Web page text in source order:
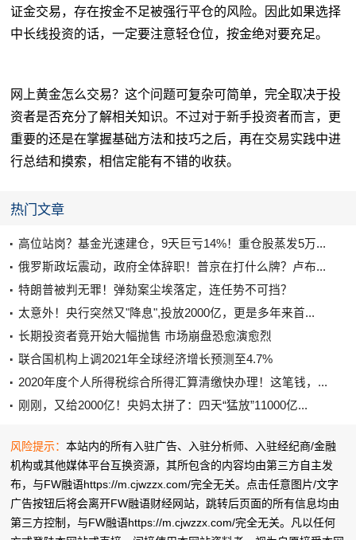
证金交易，存在按金不足被强行平仓的风险。因此如果选择
中长线投资的话，一定要注意轻仓位，按金绝对要充足。
网上黄金怎么交易？这个问题可复杂可简单，完全取决于投
资者是否充分了解相关知识。不过对于新手投资者而言，更
重要的还是在掌握基础方法和技巧之后，再在交易实践中进
行总结和摸索，相信定能有不错的收获。
热门文章
高位站岗？基金光速建仓，9天巨亏14%！重仓股蒸发5万...
俄罗斯政坛震动，政府全体辞职！普京在打什么牌？卢布...
特朗普被判无罪！弹劾案尘埃落定，连任势不可挡？
太意外！央行突然又"降息",投放2000亿，更是多年来首...
长期投资者竟开始大幅抛售 市场崩盘恐愈演愈烈
联合国机构上调2021年全球经济增长预测至4.7%
2020年度个人所得税综合所得汇算清缴快办理！这笔钱，...
刚刚，又给2000亿！央妈太拼了：四天“猛放”11000亿...
风险提示：本站内的所有入驻广告、入驻分析师、入驻经纪商/金融
机构或其他媒体平台互换资源，其所包含的内容均由第三方自主发
布，与FW融语https://m.cjwzzx.com/完全无关。点击任意图片/文字
广告按钮后将会离开FW融语财经网站，跳转后页面的所有信息均由
第三方控制，与FW融语https://m.cjwzzx.com/完全无关。凡以任何